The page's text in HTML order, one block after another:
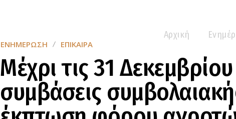
Αρχική
ΕΝΗΜΈΡΩΣΗ ΕΠΊΚΑΙΡΑ
Μέχρι τις 31 Δεκεμβρίου
συμβάσεις